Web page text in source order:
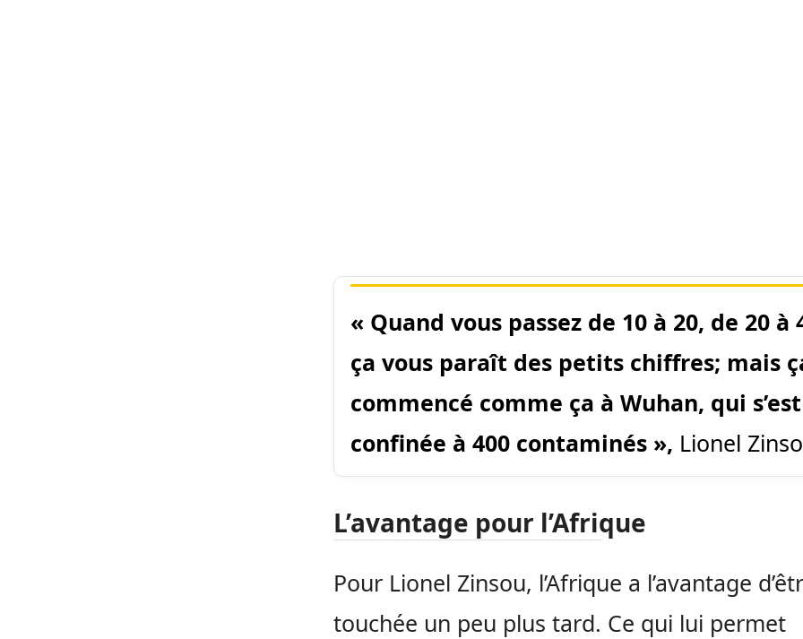
« Quand vous passez de 10 à 20, de 20 à
ça vous paraît des petits chiffres; mais
commencé comme ça à Wuhan, qui s’est
confinée à 400 contaminés », Lionel
L’avantage pour l’Afrique
Pour Lionel Zinsou, l’Afrique a l’avantage
touchée un peu plus tard. Ce qui lui permet